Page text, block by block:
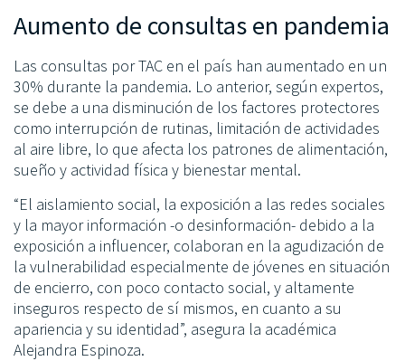
Aumento de consultas en pandemia
Las consultas por TAC en el país han aumentado en un
30% durante la pandemia. Lo anterior, según expertos,
se debe a una disminución de los factores protectores
como interrupción de rutinas, limitación de actividades
al aire libre, lo que afecta los patrones de alimentación,
sueño y actividad física y bienestar mental.
“El aislamiento social, la exposición a las redes sociales
y la mayor información -o desinformación- debido a la
exposición a influencer, colaboran en la agudización de
la vulnerabilidad especialmente de jóvenes en situación
de encierro, con poco contacto social, y altamente
inseguros respecto de sí mismos, en cuanto a su
apariencia y su identidad”, asegura la académica
Alejandra Espinoza.